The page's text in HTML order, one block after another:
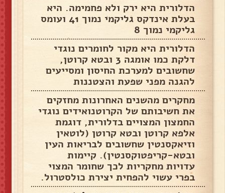
הדלורית היא ירק ולא פחמימה. היא
בעלת אינדקס גליקמי נמוך 41 ועומס
גליקמי נמוך 8
הדלורית היא מקור לחומרים נוגדי
דלקת כמו אומגה 3 ובטא קרוטן,
שחשובים למערכת החיסון ומסייעים
להגנה מפני שפעת והצטננות
מחקרים מהשנים האחרונות מחזקים
את חשיבותם של הקרוטנואידים נוגדי
החמצון המצויים בדלורית, דוגמת
אלפא קרוטן ובטא קרוטן (לוטאין
וזיאקסנטין שחשובים לבריאות העין
ובטא-קריפטוקסנטין). קיימות
עדויות מחקריות לכך שחומר המצוי
בפרי עשוי להפחית יצירת כולסטרול.